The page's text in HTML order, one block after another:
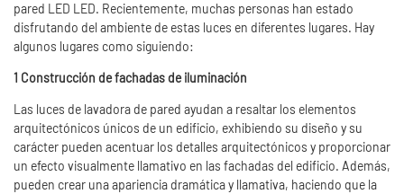
pared LED LED. Recientemente, muchas personas han estado
disfrutando del ambiente de estas luces en diferentes lugares. Hay
algunos lugares como siguiendo:
1 Construcción de fachadas de iluminación
Las luces de lavadora de pared ayudan a resaltar los elementos
arquitectónicos únicos de un edificio, exhibiendo su diseño y su
carácter pueden acentuar los detalles arquitectónicos y proporcionar
un efecto visualmente llamativo en las fachadas del edificio. Además,
pueden crear una apariencia dramática y llamativa, haciendo que la